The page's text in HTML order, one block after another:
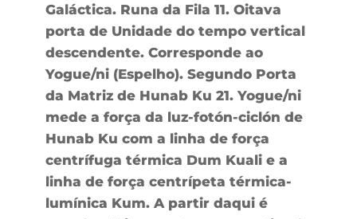
Galáctica. Runa da Fila 11. Oitava
porta de Unidade do tempo vertical
descendente. Corresponde ao
Yogue/ni (Espelho). Segundo Porta
da Matriz de Hunab Ku 21. Yogue/ni
mede a força da luz-fotón-ciclón de
Hunab Ku com a linha de força
centrífuga térmica Dum Kuali e a
linha de força centrípeta térmica-
lumínica Kum. A partir daqui é